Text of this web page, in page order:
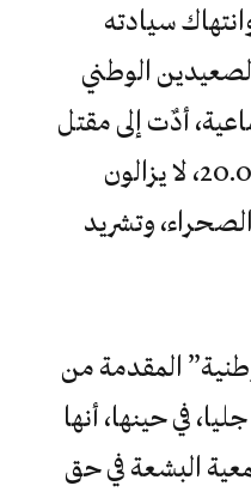
سيادته
الوطني
أدٌت إلى مقتل
أكثر من 200,000 مواطن مات البعض تحت التعذيب، واختطاف 20.000، لا يزالون
وتشريد
الوطنية” المقدمة من
في حينها، أنها
البشعة في حق